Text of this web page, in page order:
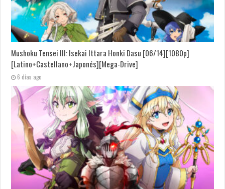
Mushoku Tensei III: Isekai Ittara Honki Dasu [06/14][1080p]
[Latino+Castellano+Japonés][Mega-Drive]
6 días ago